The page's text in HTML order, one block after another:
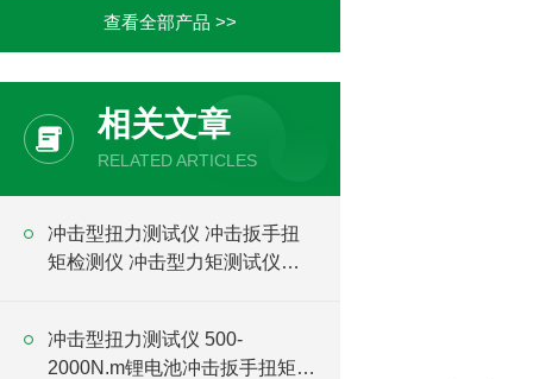
查看全部产品 >>
相关文章
RELATED ARTICLES
冲击型扭力测试仪 冲击扳手扭
矩检测仪 冲击型力矩测试仪厂
冲击型扭力测试仪 500-
2000N.m锂电池冲击扳手扭矩测